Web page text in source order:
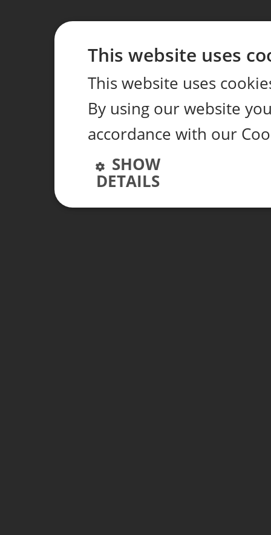
This website uses
This website uses
By using our website
accordance with our
SHOW
DETAILS